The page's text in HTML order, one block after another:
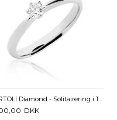
BARTOLI Diamond - Solitairering i 14 kt. Hvidguld med Diamant - 0,10 ct.
DKK